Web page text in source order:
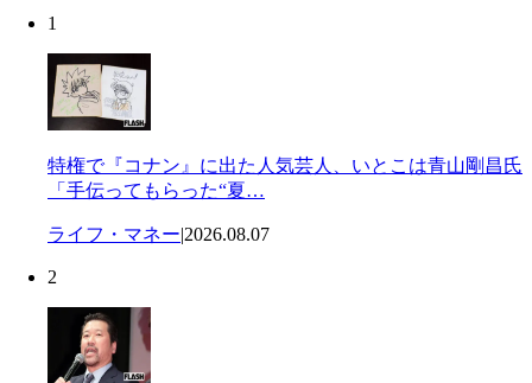
1
特権で『コナン』に出た人気芸人、いとこは青山剛昌氏
「手伝ってもらった“夏…
ライフ・マネー|2026.08.07
2